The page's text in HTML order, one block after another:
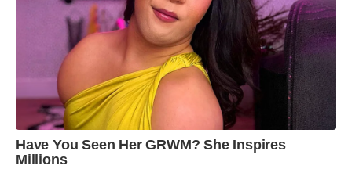
Have You Seen Her GRWM? She Inspires
Millions